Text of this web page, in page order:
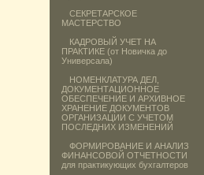
СЕКРЕТАРСКОЕ
МАСТЕРСТВО
КАДРОВЫЙ УЧЕТ НА
ПРАКТИКЕ (от Новичка до
Универсала)
НОМЕНКЛАТУРА ДЕЛ,
ДОКУМЕНТАЦИОННОЕ
ОБЕСПЕЧЕНИЕ И АРХИВНОЕ
ХРАНЕНИЕ ДОКУМЕНТОВ
ОРГАНИЗАЦИИ С УЧЕТОМ
ПОСЛЕДНИХ ИЗМЕНЕНИЙ
ФОРМИРОВАНИЕ И АНАЛИЗ
ФИНАНСОВОЙ ОТЧЕТНОСТИ
для практикующих бухгалтеров